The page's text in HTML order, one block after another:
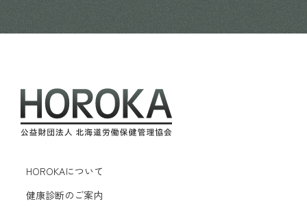
HOROKAについて
健康診断のご案内